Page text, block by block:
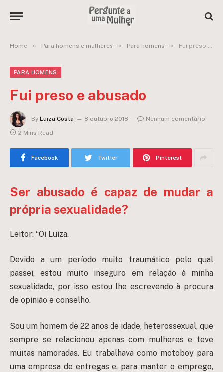
Home » Para homens e mulheres » Para homens » Fui preso e abusado
PARA HOMENS
Fui preso e abusado
By Luiza Costa 8 outubro 2018
Nenhum comentário
2 Mins Read
Facebook Twitter Pinterest
Ser abusado é capaz de mudar a
própria sexualidade?
Leitor: “Oi Luiza.
Devido a um período muito traumático pelo qual
passei, estou muito inseguro em relação à minha
sexualidade, por isso estou lhe escrevendo à procura
de opinião e conselho.
Sou um homem de 22 anos de idade, heterossexual, que
sempre se relacionou apenas com mulheres e teve
muitas namoradas. Eu trabalhava como motoboy para
uma empresa de entregas e, para manter o emprego,